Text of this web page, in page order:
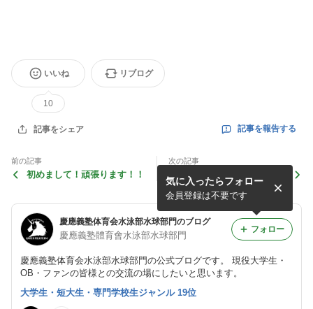
いいね
10
リブログ
記事をシェア 記事を報告する
前の記事
初めまして！頑張ります！！
次の記事
春季六大学合同練習会 第四
試合 結果報告
慶應義塾体育会水泳部水球部門のブログ
慶應義塾體育會水泳部水球部門
慶應義塾体育会水泳部水球部門の公式ブログです。 現役大学生・
OB・ファンの皆様との交流の場にしたいと思います。
気に入ったらフォロー
会員登録は不要です
フォロー
大学生・短大生・専門学校生ジャンル 19位